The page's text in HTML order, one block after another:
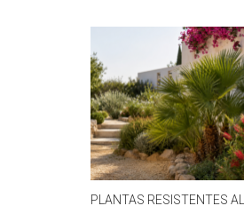
PLANTAS RESISTENTES